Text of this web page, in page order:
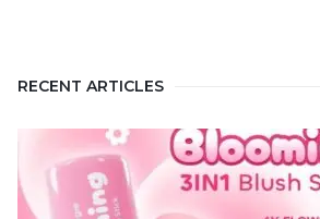
RECENT ARTICLES